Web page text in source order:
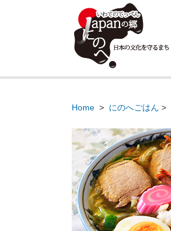
Home > にのへごはん >